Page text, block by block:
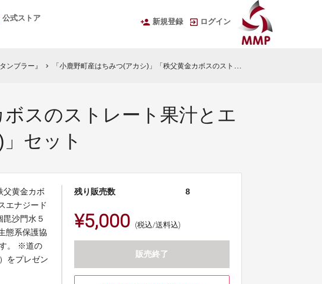
公式ストア 新規登録 ログイン
ンブラー』 chevron_right 「小鹿野町産はちみつ(アカシ)」「秩父黄金カボスのストレート果汁とエナジードリンク」「毘沙門水(平成の名水百選)」セット
スのストレート果汁とエ
セット
父黄金カボ
エナジード
毘沙門水５
態系保護協
。 ※道の
をプレゼン
残り販売数 8
¥5,000 (税込/送料込)
販売終了